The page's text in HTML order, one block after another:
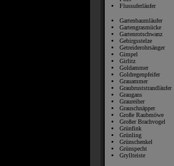
Flussuferläufer
Gartenbaumläufer
Gartengrasmücke
Gartenrotschwanz
Gebirgsstelze
Getreiderohrsänger
Gimpel
Girlitz
Goldammer
Goldregenpfeifer
Grauammer
Graubruststrandläufer
Graugans
Graureiher
Grauschnäpper
Große Raubmöwe
Großer Brachvogel
Grünfink
Grünling
Grünschenkel
Grünspecht
Gryllteiste